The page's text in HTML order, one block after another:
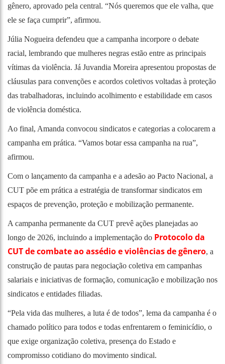
gênero, aprovado pela central. “Nós queremos que ele valha, que
ele se faça cumprir”, afirmou.
Júlia Nogueira defendeu que a campanha incorpore o debate
racial, lembrando que mulheres negras estão entre as principais
vítimas da violência. Já Juvandia Moreira apresentou propostas de
cláusulas para convenções e acordos coletivos voltadas à proteção
das trabalhadoras, incluindo acolhimento e estabilidade em casos
de violência doméstica.
Ao final, Amanda convocou sindicatos e categorias a colocarem a
campanha em prática. “Vamos botar essa campanha na rua”,
afirmou.
Com o lançamento da campanha e a adesão ao Pacto Nacional, a
CUT põe em prática a estratégia de transformar sindicatos em
espaços de prevenção, proteção e mobilização permanente.
A campanha permanente da CUT prevê ações planejadas ao
longo de 2026, incluindo a implementação do Protocolo da
CUT de combate ao assédio e violências de gênero, a
construção de pautas para negociação coletiva em campanhas
salariais e iniciativas de formação, comunicação e mobilização nos
sindicatos e entidades filiadas.
“Pela vida das mulheres, a luta é de todos”, lema da campanha é o
chamado político para todos e todas enfrentarem o feminicídio, o
que exige organização coletiva, presença do Estado e
compromisso cotidiano do movimento sindical.